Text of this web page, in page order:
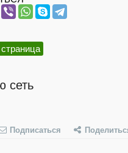
сеть
Подписаться